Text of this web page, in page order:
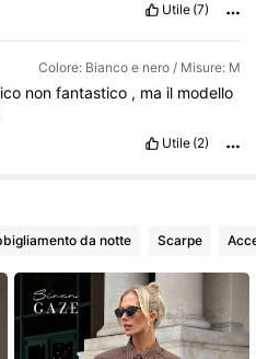
Utile (7)
Colore: Bianco e nero / Misure: M
non fantastico , ma il modello
Utile (2)
da notte Scarpe